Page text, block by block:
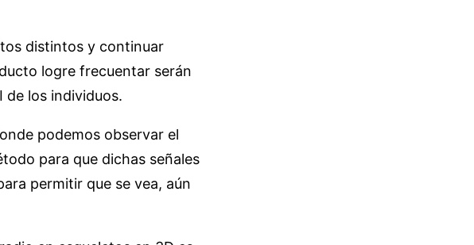
distintos y continuar
logre frecuentar serán
de los individuos.
podemos observar el
para que dichas señales
permitir que se vea, aún